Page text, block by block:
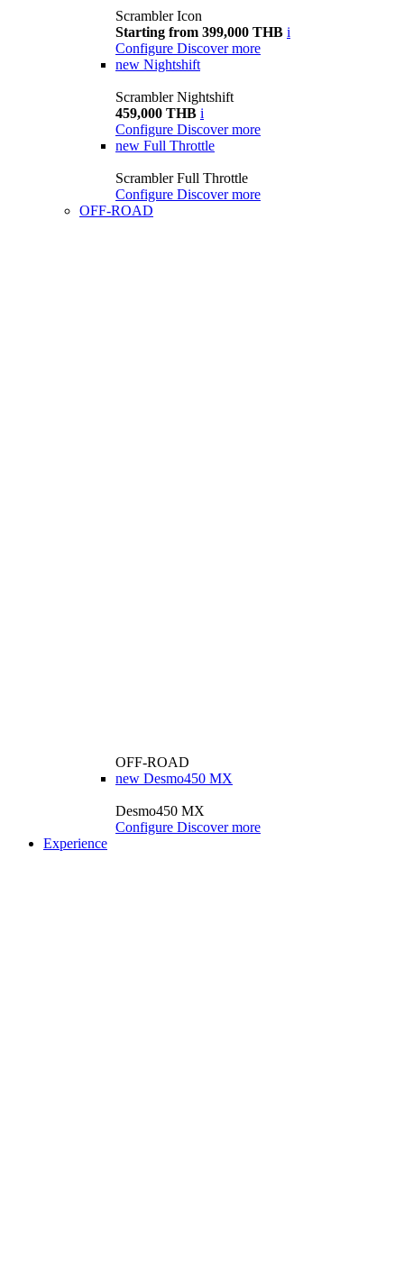
Scrambler Icon
Starting from 399,000 THB i
Configure Discover more
new Nightshift
Scrambler Nightshift
459,000 THB i
Configure Discover more
new Full Throttle
Scrambler Full Throttle
Configure Discover more
OFF-ROAD
OFF-ROAD
new Desmo450 MX
Desmo450 MX
Configure Discover more
Experience